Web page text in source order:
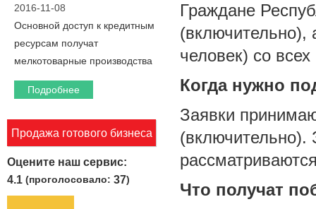
2016-11-08
Основной доступ к кредитным
ресурсам получат
мелкотоварные производства
Подробнее
Продажа готового бизнеса
Оцените наш сервис:
4.1 (проголосовало:37)
Граждане
(включительно),
человек) со
Когда нужно
Заявки
(включительно).
Что получат